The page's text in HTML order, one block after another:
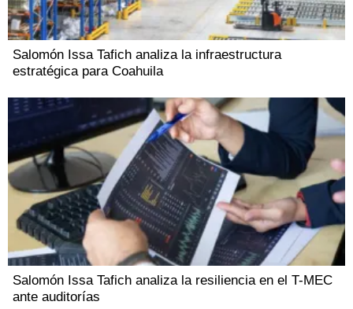
Salomón Issa Tafich analiza la infraestructura
estratégica para Coahuila
Salomón Issa Tafich analiza la resiliencia en el T-MEC
ante auditorías